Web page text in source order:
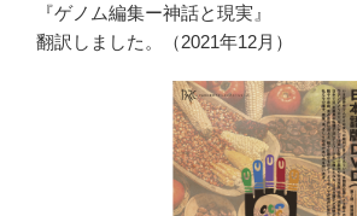
『ゲノム編集ー神話と現実』
翻訳しました。（2021年12月）